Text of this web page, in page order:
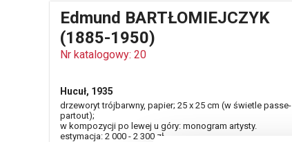
Edmund BARTŁOMIEJCZYK
(1885-1950)
Nr katalogowy: 20
Hucuł, 1935
drzeworyt trójbarwny, papier; 25 x 25 cm (w świetle passe-
partout);
w kompozycji po lewej u góry: monogram artysty.
estymacja: 2 000 - 2 300 zł